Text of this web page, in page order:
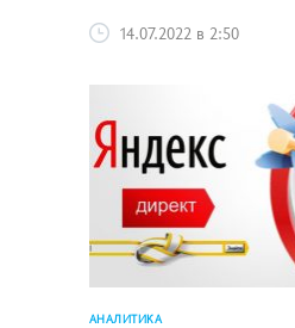
14.07.2022 в 2:50
АНАЛИТИКА